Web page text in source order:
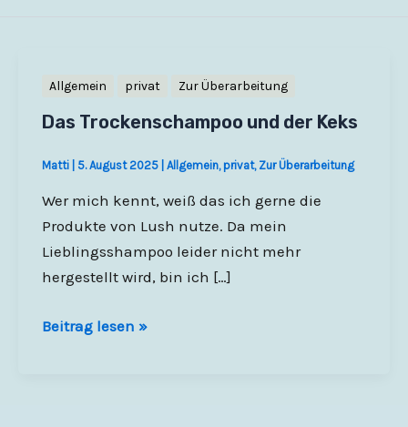
Allgemein privat Zur Überarbeitung
Das Trockenschampoo und der Keks
Matti 5. August 2025 Allgemein, privat, Zur Überarbeitung
Wer mich kennt, weiß das ich gerne die
Produkte von Lush nutze. Da mein
Lieblingsshampoo leider nicht mehr
hergestellt wird, bin ich […]
Das
Beitrag lesen »